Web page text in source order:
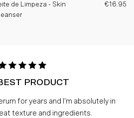
de Limpeza - Skin
€16.95
PRODUCT
for years and I'm absolutely in
texture and ingredients.